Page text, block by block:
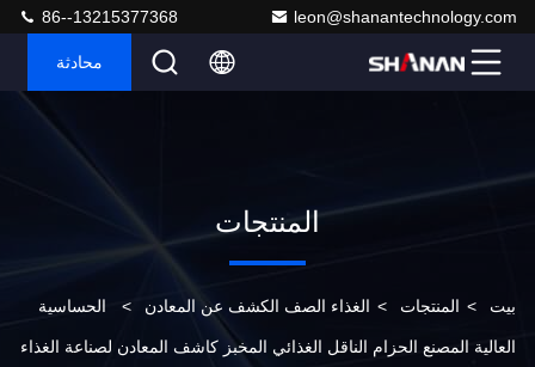
leon@shanantechnology.com
86--13215377368
محادثة
المنتجات
بيت > المنتجات > الغذاء الصف الكشف عن المعادن > الحساسية
العالية المصنع الحزام الناقل الغذائي المخبز كاشف المعادن لصناعة الغذاء